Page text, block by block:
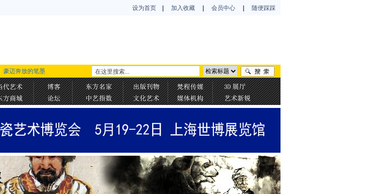
设为首页 加入收藏 会员中心 随便踩踩
豪迈奔放的笔墨